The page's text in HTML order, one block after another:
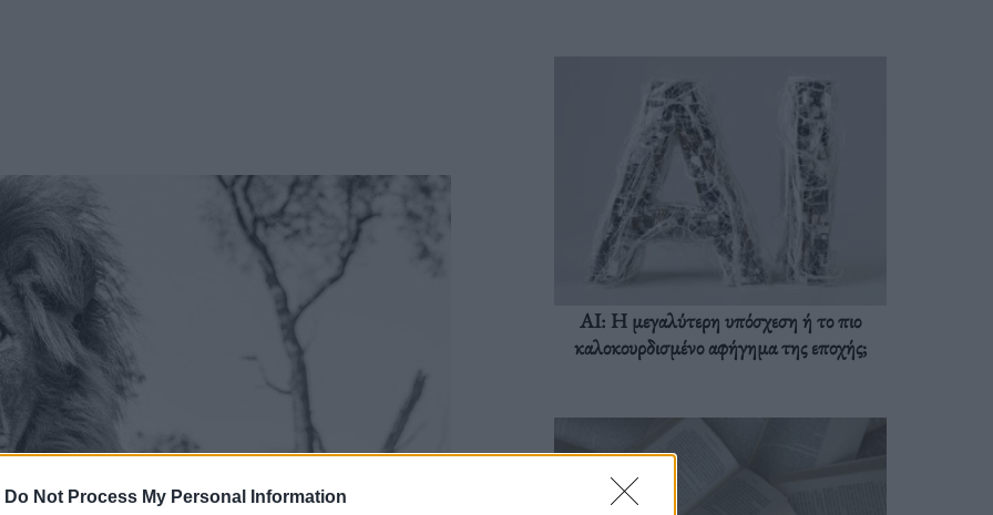
Do Not Process My Personal Information
AI: Η μεγαλύτερη υπόσχεση ή το πιο
καλοκουρδισμένο αφήγημα της εποχής;